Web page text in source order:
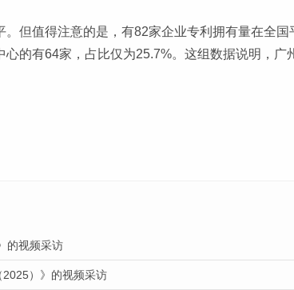
但值得注意的是，有82家企业专利拥有量在全国
的有64家，占比仅为25.7%。这组数据说明，广
的视频采访
）》的视频采访